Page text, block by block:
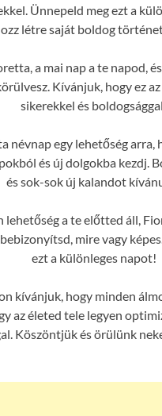
Ünnepeld meg ezt a
létre saját boldog
a mai nap a te napod,
Kívánjuk, hogy ez
sikerekkel és
névnap egy lehetőség arra,
és új dolgokba kezdj.
és sok-sok új kalandot
lehetőség a te előtted áll,
mire vagy
ezt a különleges napot!
kívánjuk, hogy minden
az életed tele legyen
Köszöntjük és örülünk